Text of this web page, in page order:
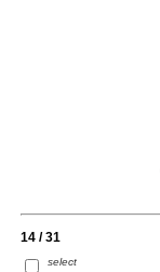
14 / 31
select